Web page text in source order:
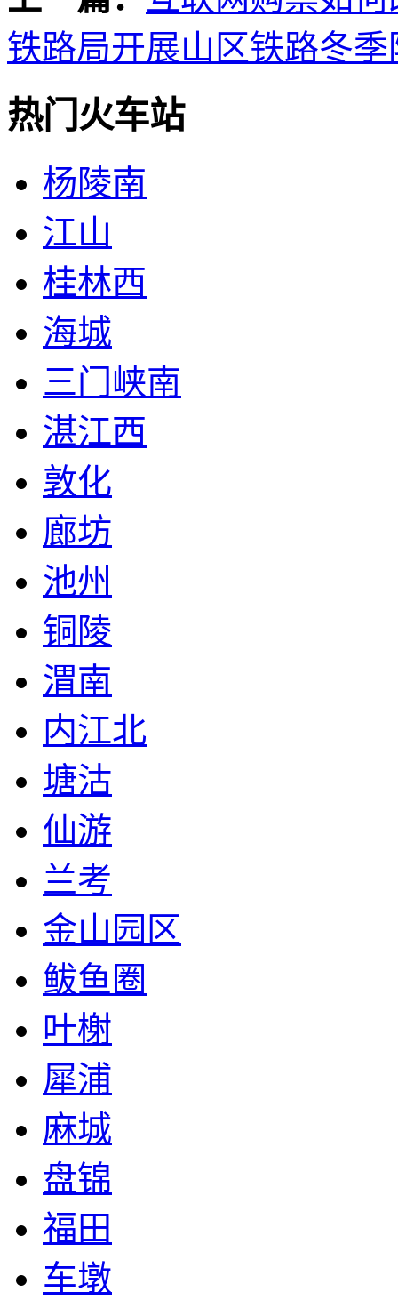
铁路局开展山区铁路冬
热门火车站
杨陵南
江山
桂林西
海城
三门峡南
湛江西
敦化
廊坊
池州
铜陵
渭南
内江北
塘沽
仙游
兰考
金山园区
鲅鱼圈
叶榭
犀浦
麻城
盘锦
福田
车墩